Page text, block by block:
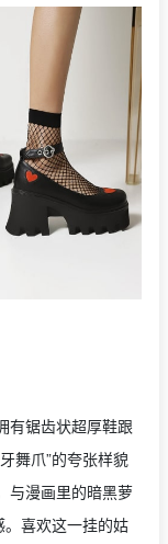
有锯齿状超厚鞋跟
舞爪”的夸张样貌
与漫画里的暗黑萝
。喜欢这一挂的姑